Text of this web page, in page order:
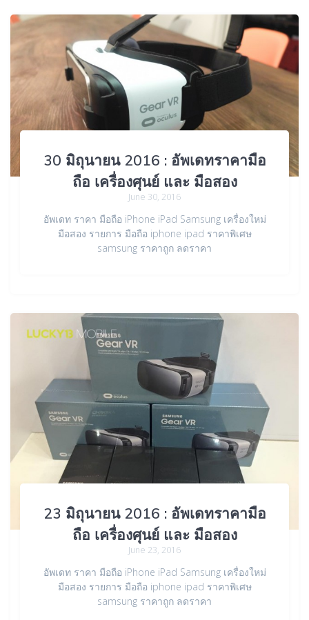
30 มิถุนายน 2016 : อัพเดทราคามือ
ถือ เครื่องศุนย์ และ มือสอง
June 30, 2016
อัพเดท ราคา มือถือ iPhone iPad Samsung เครื่องใหม่
มือสอง รายการ มือถือ iphone ipad ราคาพิเศษ
samsung ราคาถูก ลดราคา
23 มิถุนายน 2016 : อัพเดทราคามือ
ถือ เครื่องศุนย์ และ มือสอง
June 23, 2016
อัพเดท ราคา มือถือ iPhone iPad Samsung เครื่องใหม่
มือสอง รายการ มือถือ iphone ipad ราคาพิเศษ
samsung ราคาถูก ลดราคา